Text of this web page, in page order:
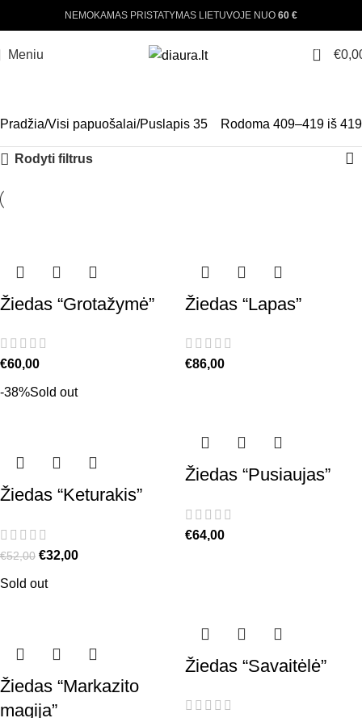
NEMOKAMAS PRISTATYMAS LIETUVOJE NUO 60 €
Meniu 0 €
Pradžia Visi papuošalai Puslapis 35 Rodoma 409–419 iš 419
Rodyti filtrus
Žiedas “Grotažymė”
€60,00
Žiedas “Lapas”
€86,00
-38%Sold out
Žiedas “Keturakis”
€52,00 €32,00
Žiedas “Pusiaujas”
€64,00
Sold out
Žiedas “Markazito
magija”
Žiedas “Savaitėlė”